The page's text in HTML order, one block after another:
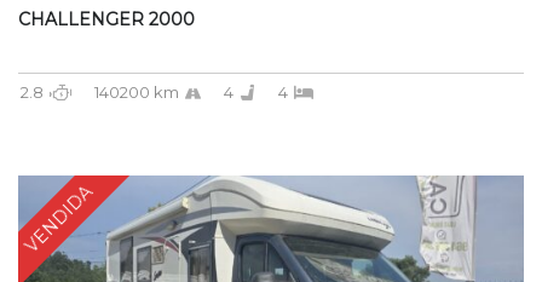
CHALLENGER 2000
2.8 140200 km 4 4
VENDIDA